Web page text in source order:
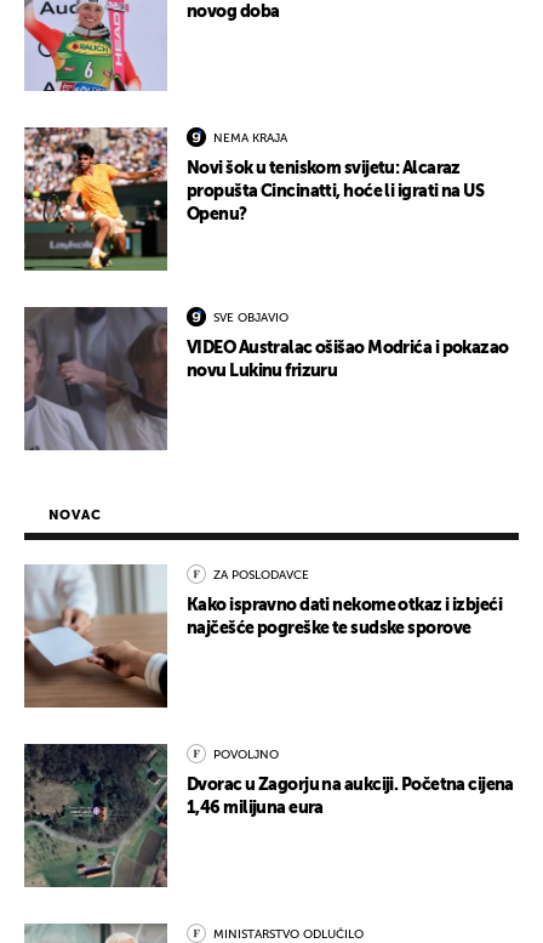
novog doba
NEMA KRAJA
Novi šok u teniskom svijetu: Alcaraz
propušta Cincinatti, hoće li igrati na US
Openu?
SVE OBJAVIO
VIDEO Australac ošišao Modrića i pokazao
novu Lukinu frizuru
NOVAC
ZA POSLODAVCE
Kako ispravno dati nekome otkaz i izbjeći
najčešće pogreške te sudske sporove
POVOLJNO
Dvorac u Zagorju na aukciji. Početna cijena
1,46 milijuna eura
MINISTARSTVO ODLUČILO